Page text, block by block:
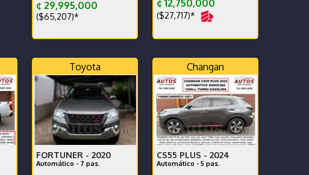
¢ 29,995,000
($65,207)*
¢ 12,750,000
($27,717)*
Toyota
FORTUNER - 2020
Automático - 7 pas.
Changan
CS55 PLUS - 2024
Automático - 5 pas.